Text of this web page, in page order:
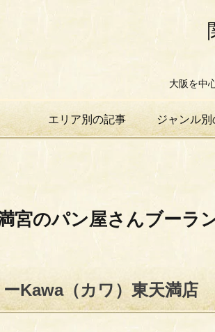
大阪を中
エリア別の記事 ジャンル別
宮のパン屋さんブーラ
Kawa（カワ）東天満店